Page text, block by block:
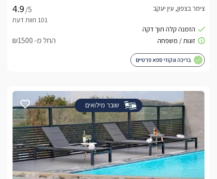
/5
צימר בצפון, עין יעקב
החל מ- ₪1500
בריכה וגקוזי ספא פרטיים
שובר מילואים